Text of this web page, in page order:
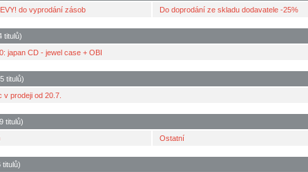
do vyprodání zásob
Do doprodání ze skladu dodavatele -25%
titulů)
japan CD - jewel case + OBI
titulů)
v prodeji od 20.7.
titulů)
Ostatní
titulů)